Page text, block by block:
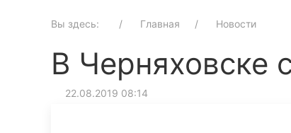
Вы здесь: Главная Новости
В Черняховске
22.08.2019 08:14